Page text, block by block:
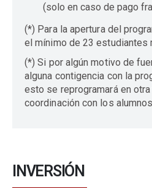
(solo en caso de pago
(*) Para la apertura del
el mínimo de 23 estudiantes
(*) Si por algún motivo de
alguna contigencia con la
esto se reprogramará en
coordinación con los
INVERSIÓN